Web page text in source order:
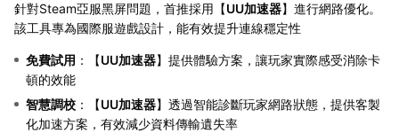
針對Steam亞服黑屏問題，首推採用【UU加速器】進行網路優化。
該工具專為國際服遊戲設計，能有效提升連線穩定性
免費試用 ：【UU加速器】提供體驗方案，讓玩家實際感受消除卡
頓的效能
智慧調校 ：【UU加速器】透過智能診斷玩家網路狀態，提供客製
化加速方案，有效減少資料傳輸遺失率